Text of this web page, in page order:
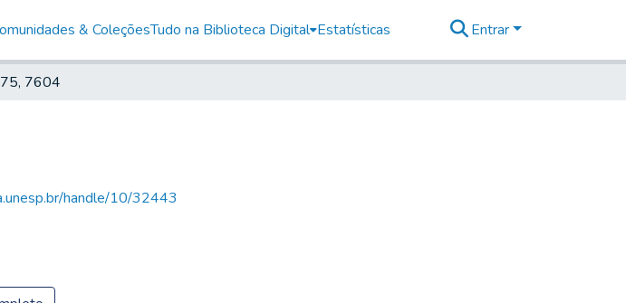
& ColeçõesTudo na Biblioteca Digital Estatísticas Entrar
7604
handle/10/32443